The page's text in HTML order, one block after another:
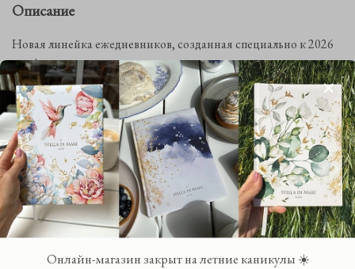
Описание
Новая линейка ежедневников, созданная специально к 2026
году!
Недатированный ежедневник "Цветущая Фиалка"в твердом
переплёте в издании 8.0 с обновленным внутренним блоком.
Ежедневник рассчитан на 1 год, собран вручную. В
производстве продукта использованы лучшие материалы,
представленные на рынке современной полиграфии.
Бархатистая обложка с покрытием Soft Touch выполнена на
тонком смягчающем подкладе и дарит неповторимые
тактильные ощущения.
Онлайн-магазин закрыт на летние каникулы ☀️